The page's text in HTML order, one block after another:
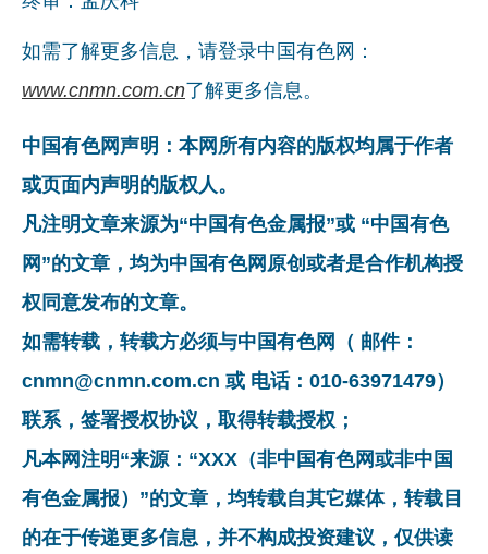
如需了解更多信息，请登录中国有色网：
www.cnmn.com.cn了解更多信息。
中国有色网声明：本网所有内容的版权均属于作者
或页面内声明的版权人。
凡注明文章来源为“中国有色金属报”或 “中国有色
网”的文章，均为中国有色网原创或者是合作机构授
权同意发布的文章。
如需转载，转载方必须与中国有色网（ 邮件：
cnmn@cnmn.com.cn 或 电话：010-63971479）
联系，签署授权协议，取得转载授权；
凡本网注明“来源：“XXX（非中国有色网或非中国
有色金属报）”的文章，均转载自其它媒体，转载目
的在于传递更多信息，并不构成投资建议，仅供读